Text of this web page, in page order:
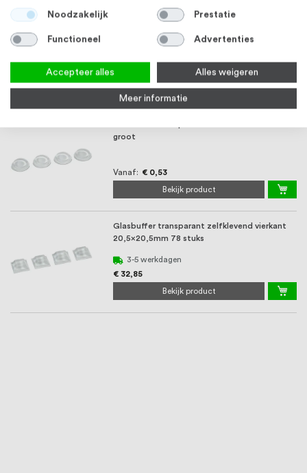
Glasbuffer transparant zelfklevend rond klein
Vanaf
Bekijk product
groot
Vanaf € 0,53
Bekijk product
Glasbuffer transparant zelfklevend vierkant
20,5x20,5mm 78 stuks
3-5 werkdagen
€ 32,85
Bekijk product
Noodzakelijk Prestatie
Functioneel Advertenties
Accepteer alles Alles weigeren
Meer informatie